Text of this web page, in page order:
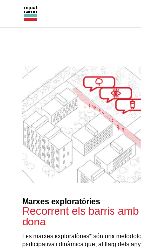
Marxes exploratòries
Recorrent els barris
dona
Les marxes exploratòries* són una
participativa i dinàmica que, al llarg dels